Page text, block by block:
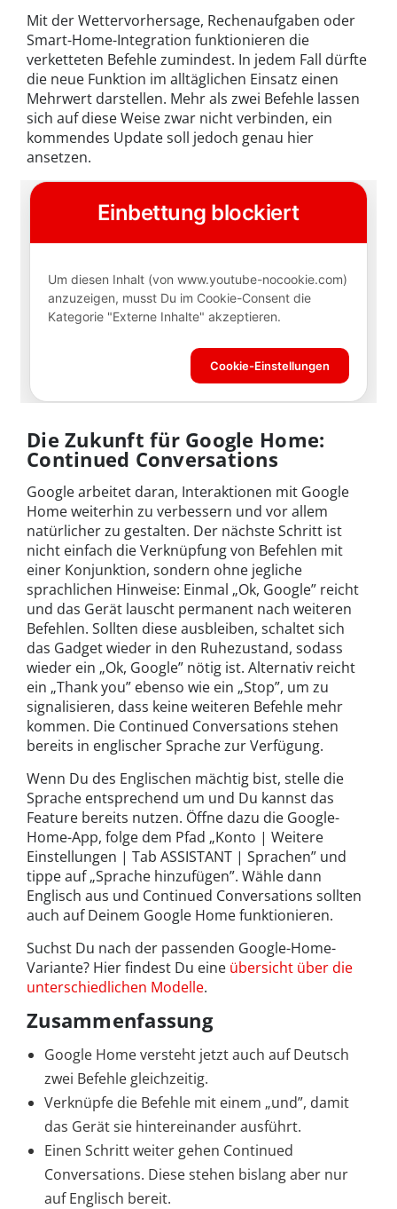
Mit der Wettervorhersage, Rechenaufgaben oder
Smart-Home-Integration funktionieren die
verketteten Befehle zumindest. In jedem Fall dürfte
die neue Funktion im alltäglichen Einsatz einen
Mehrwert darstellen. Mehr als zwei Befehle lassen
sich auf diese Weise zwar nicht verbinden, ein
kommendes Update soll jedoch genau hier
ansetzen.
Die Zukunft für Google Home:
Continued Conversations
Google arbeitet daran, Interaktionen mit Google
Home weiterhin zu verbessern und vor allem
natürlicher zu gestalten. Der nächste Schritt ist
nicht einfach die Verknüpfung von Befehlen mit
einer Konjunktion, sondern ohne jegliche
sprachlichen Hinweise: Einmal „Ok, Google” reicht
und das Gerät lauscht permanent nach weiteren
Befehlen. Sollten diese ausbleiben, schaltet sich
das Gadget wieder in den Ruhezustand, sodass
wieder ein „Ok, Google” nötig ist. Alternativ reicht
ein „Thank you” ebenso wie ein „Stop”, um zu
signalisieren, dass keine weiteren Befehle mehr
kommen. Die Continued Conversations stehen
bereits in englischer Sprache zur Verfügung.
Wenn Du des Englischen mächtig bist, stelle die
Sprache entsprechend um und Du kannst das
Feature bereits nutzen. Öffne dazu die Google-
Home-App, folge dem Pfad „Konto | Weitere
Einstellungen | Tab ASSISTANT | Sprachen” und
tippe auf „Sprache hinzufügen”. Wähle dann
Englisch aus und Continued Conversations sollten
auch auf Deinem Google Home funktionieren.
Suchst Du nach der passenden Google-Home-
Variante? Hier findest Du eine übersicht über die
unterschiedlichen Modelle.
Zusammenfassung
Google Home versteht jetzt auch auf Deutsch
zwei Befehle gleichzeitig.
Verknüpfe die Befehle mit einem „und”, damit
das Gerät sie hintereinander ausführt.
Einen Schritt weiter gehen Continued
Conversations. Diese stehen bislang aber nur
auf Englisch bereit.